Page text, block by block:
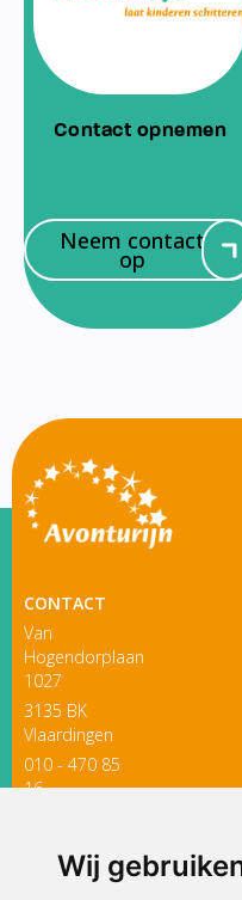
Wij
Contact opnemen
Neem contact
op
CONTACT
Van
Hogendorplaan
1027
3135 BK
Vlaardingen
010 - 470 85
16